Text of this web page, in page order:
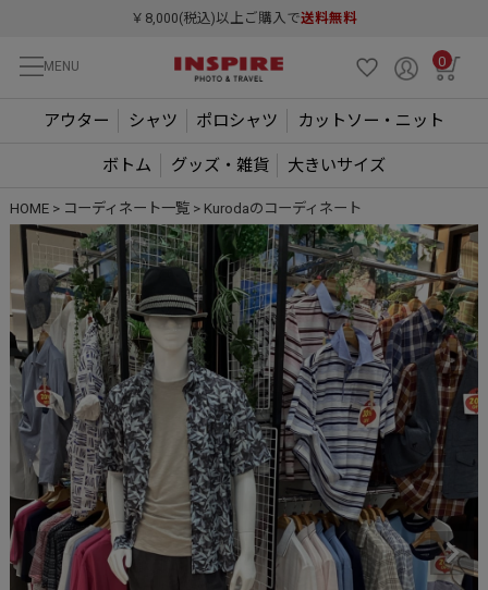
￥8,000(税込)以上ご購入で送料無料
MENU 0
アウター シャツ ポロシャツ カットソー・ニット
ボトム グッズ・雑貨 大きいサイズ
HOME コーディネート一覧 Kurodaのコーディネート